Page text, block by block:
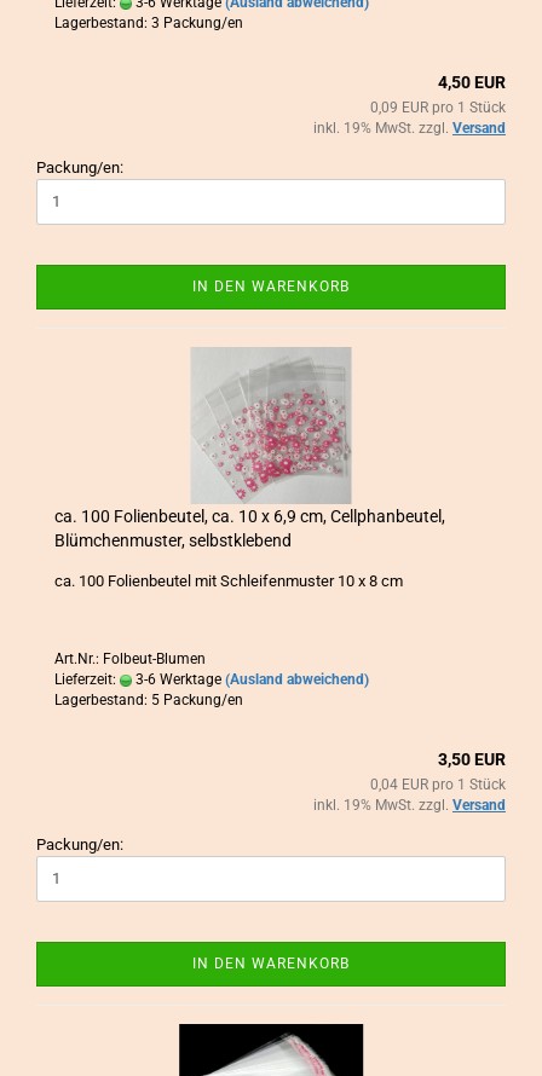
Lagerbestand: 3 Packung/en
4,50 EUR
0,09 EUR pro 1 Stück
inkl. 19% MwSt. zzgl. Versand
Packung/en:
IN DEN WARENKORB
ca. 100 Fo­li­en­beu­tel, ca. 10 x 6,9 cm, Cell­phan­beu­tel,
Blüm­chen­mus­ter, selbst­kle­bend
ca. 100 Fo­li­en­beu­tel mit Schlei­fen­mus­ter 10 x 8 cm
Art.Nr.: Folbeut-Blumen
Lieferzeit:
3-6 Werktage (Ausland abweichend)
Lagerbestand: 5 Packung/en
3,50 EUR
0,04 EUR pro 1 Stück
inkl. 19% MwSt. zzgl. Versand
Packung/en:
IN DEN WARENKORB